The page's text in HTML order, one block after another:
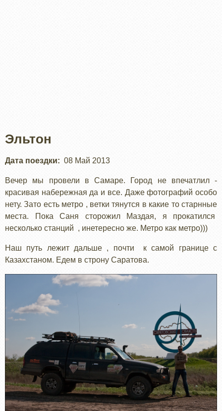
Эльтон
Дата поездки 08 Май 2013
Вечер мы провели в Самаре. Город не впечатлил -
красивая набережная да и все. Даже фотографий особо
нету. Зато есть метро , ветки тянутся в какие то старнные
места. Пока Саня сторожил Маздая, я прокатился
несколько станций , инетересно же. Метро как метро)))
Наш путь лежит дальше , почти к самой границе с
Казахстаном. Едем в строну Саратова.